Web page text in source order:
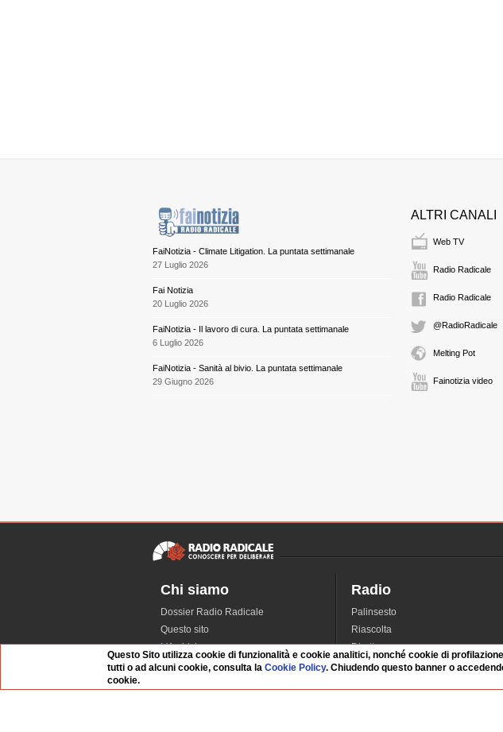
FaiNotizia - Climate Litigation. La puntata settimanale
27 Luglio 2026
Fai Notizia
20 Luglio 2026
FaiNotizia - Il lavoro di cura. La puntata settimanale
6 Luglio 2026
FaiNotizia - Sanità al bivio. La puntata settimanale
29 Giugno 2026
ALTRI CANALI
Web TV
Radio Radicale
Radio Radicale
@RadioRadicale
Melting Pot
Fainotizia video
Chi siamo
Dossier Radio Radicale
Questo sito
L'Archivio
Redazione
Radio
Palinsesto
Riascolta
Dirette
Rubriche
Questo Sito utilizza cookie di funzionalità e cookie analitici, nonché cookie di
tutti o ad alcuni cookie, consulta laCookie Policy. Chiudendo questo banner o
cookie.